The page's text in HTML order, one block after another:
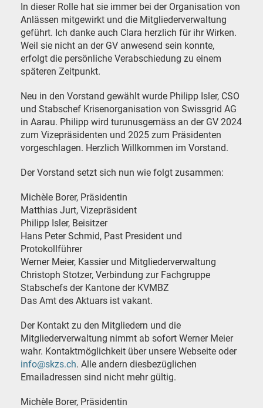
In dieser Rolle hat sie immer bei der Organisation von
Anlässen mitgewirkt und die Mitgliederverwaltung
geführt. Ich danke auch Clara herzlich für ihr Wirken.
Weil sie nicht an der GV anwesend sein konnte,
erfolgt die persönliche Verabschiedung zu einem
späteren Zeitpunkt.
Neu in den Vorstand gewählt wurde Philipp Isler, CSO
und Stabschef Krisenorganisation von Swissgrid AG
in Aarau. Philipp wird turunusgemäss an der GV 2024
zum Vizepräsidenten und 2025 zum Präsidenten
vorgeschlagen. Herzlich Willkommen im Vorstand.
Der Vorstand setzt sich nun wie folgt zusammen:
Michèle Borer, Präsidentin
Matthias Jurt, Vizepräsident
Philipp Isler, Beisitzer
Hans Peter Schmid, Past President und
Protokollführer
Werner Meier, Kassier und Mitgliederverwaltung
Christoph Stotzer, Verbindung zur Fachgruppe
Stabschefs der Kantone der KVMBZ
Das Amt des Aktuars ist vakant.
Der Kontakt zu den Mitgliedern und die
Mitgliederverwaltung nimmt ab sofort Werner Meier
wahr. Kontaktmöglichkeit über unsere Webseite oder
info@skzs.ch. Alle andern diesbezüglichen
Emailadressen sind nicht mehr gültig.
Michèle Borer, Präsidentin